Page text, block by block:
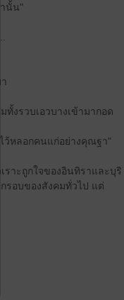
นั้น"
งรวบเอวบางเข้ามากอด
ว้หลอกคนแก่อย่างคุณฐา"
าะถูกใจของอินทิราและบุริ
รอบของสังคมทั่วไป แต่